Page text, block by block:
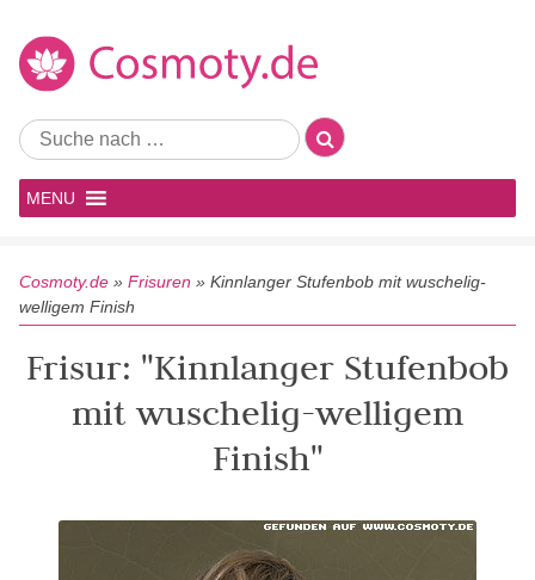
MENU
Cosmoty.de » Frisuren » Kinnlanger Stufenbob mit wuschelig-
welligem Finish
Frisur: "Kinnlanger Stufenbob
mit wuschelig-welligem
Finish"